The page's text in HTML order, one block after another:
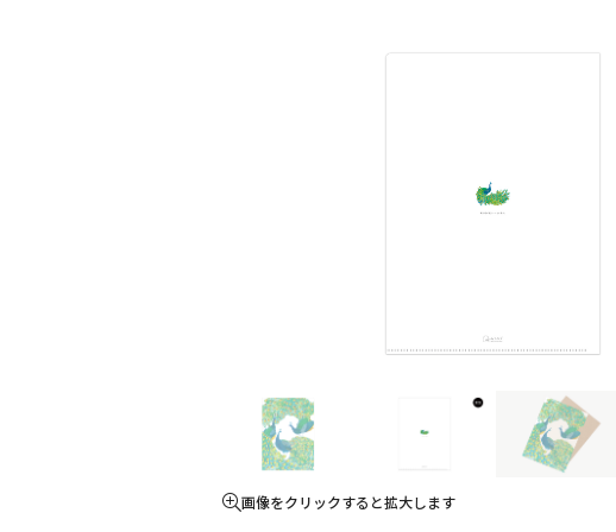
画像をクリックすると拡大します